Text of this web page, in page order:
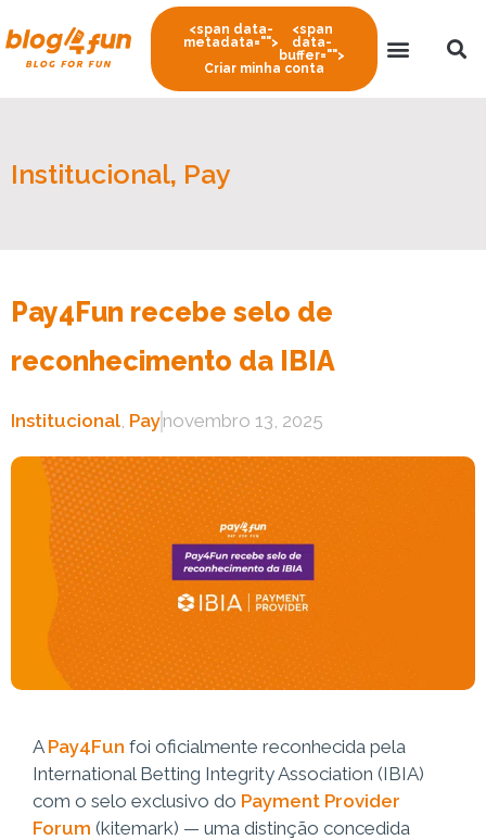
<span data-
metadata="">
<span
data-
buffer="">
Criar minha conta
Institucional, Pay
Pay4Fun recebe selo de
reconhecimento da IBIA
Institucional, Paynovembro 13, 2025
A Pay4Fun foi oficialmente reconhecida pela
International Betting Integrity Association (IBIA)
com o selo exclusivo do Payment Provider
Forum (kitemark) — uma distinção concedida